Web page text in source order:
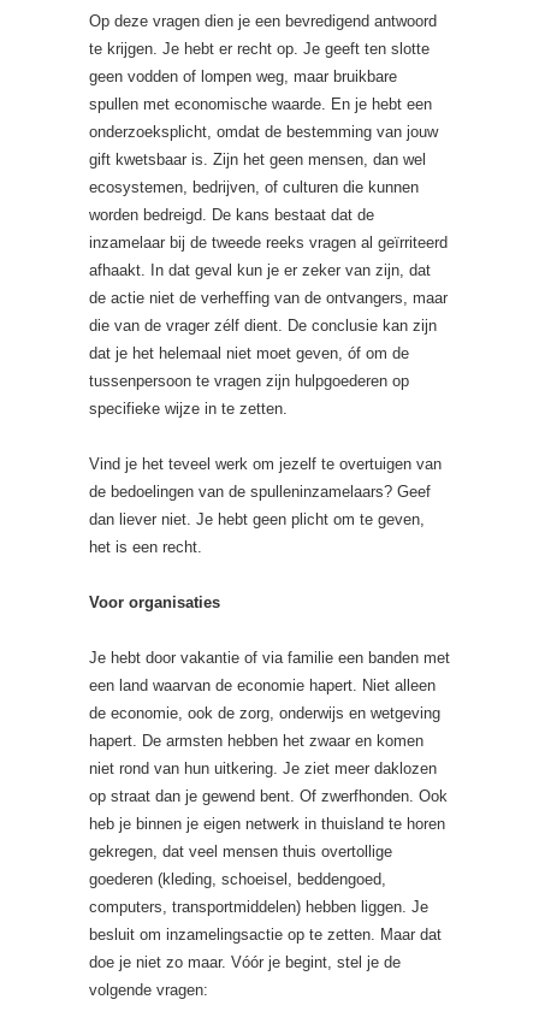
Op deze vragen dien je een bevredigend antwoord
te krijgen. Je hebt er recht op. Je geeft ten slotte
geen vodden of lompen weg, maar bruikbare
spullen met economische waarde. En je hebt een
onderzoeksplicht, omdat de bestemming van jouw
gift kwetsbaar is. Zijn het geen mensen, dan wel
ecosystemen, bedrijven, of culturen die kunnen
worden bedreigd. De kans bestaat dat de
inzamelaar bij de tweede reeks vragen al geïrriteerd
afhaakt. In dat geval kun je er zeker van zijn, dat
de actie niet de verheffing van de ontvangers, maar
die van de vrager zélf dient. De conclusie kan zijn
dat je het helemaal niet moet geven, óf om de
tussenpersoon te vragen zijn hulpgoederen op
specifieke wijze in te zetten.
Vind je het teveel werk om jezelf te overtuigen van
de bedoelingen van de spulleninzamelaars? Geef
dan liever niet. Je hebt geen plicht om te geven,
het is een recht.
Voor organisaties
Je hebt door vakantie of via familie een banden met
een land waarvan de economie hapert. Niet alleen
de economie, ook de zorg, onderwijs en wetgeving
hapert. De armsten hebben het zwaar en komen
niet rond van hun uitkering. Je ziet meer daklozen
op straat dan je gewend bent. Of zwerfhonden. Ook
heb je binnen je eigen netwerk in thuisland te horen
gekregen, dat veel mensen thuis overtollige
goederen (kleding, schoeisel, beddengoed,
computers, transportmiddelen) hebben liggen. Je
besluit om inzamelingsactie op te zetten. Maar dat
doe je niet zo maar. Vóór je begint, stel je de
volgende vragen: